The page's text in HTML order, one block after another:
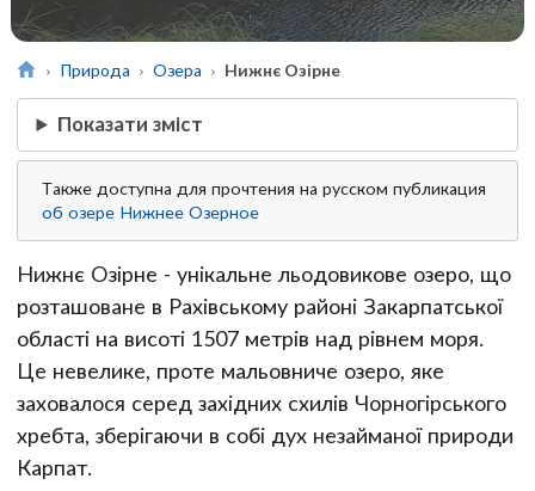
Природа Озера Нижнє Озірне
Показати зміст
Также доступна для прочтения на русском публикация
об озере Нижнее Озерное
Нижнє Озірне - унікальне льодовикове озеро, що
розташоване в Рахівському районі Закарпатської
області на висоті 1507 метрів над рівнем моря.
Це невелике, проте мальовниче озеро, яке
заховалося серед західних схилів Чорногірського
хребта, зберігаючи в собі дух незайманої природи
Карпат.